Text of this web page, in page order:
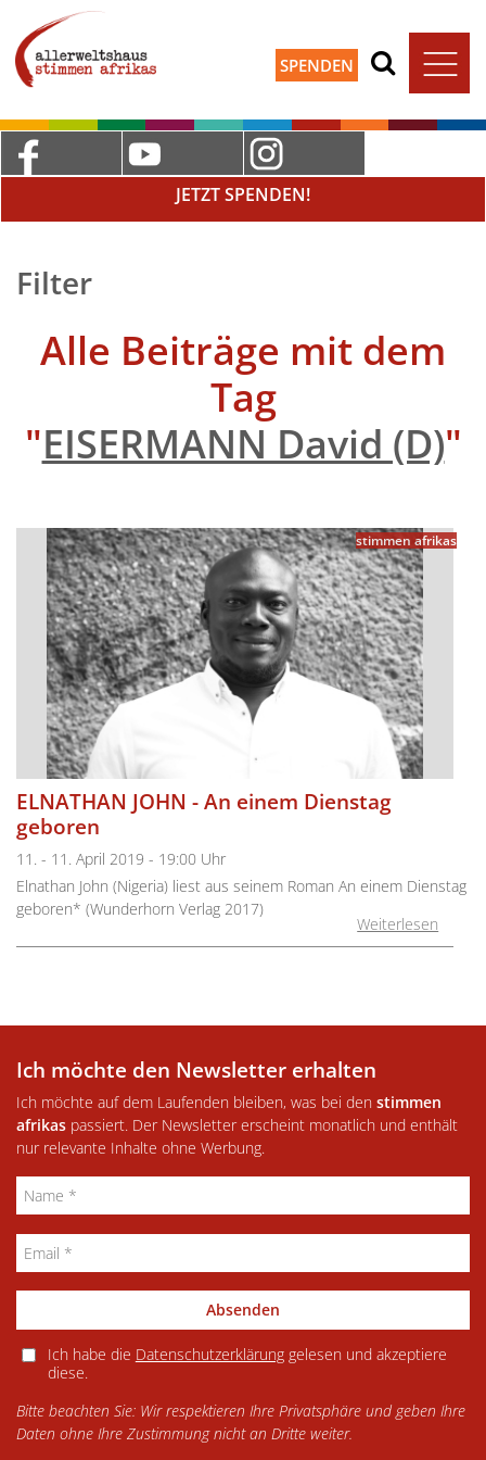
SPENDEN
JETZT SPENDEN!
Filter
Alle Beiträge mit dem
Tag
"EISERMANN David (D)"
stimmen afrikas
ELNATHAN JOHN - An einem Dienstag
geboren
11. - 11. April 2019 - 19:00 Uhr
Elnathan John (Nigeria) liest aus seinem Roman An einem Dienstag
geboren* (Wunderhorn Verlag 2017)
Weiterlesen
Ich möchte den Newsletter erhalten
Ich möchte auf dem Laufenden bleiben, was bei den stimmen
afrikas passiert. Der Newsletter erscheint monatlich und enthält
nur relevante Inhalte ohne Werbung.
Absenden
Ich habe die Datenschutzerklärunggelesen und akzeptiere
diese.
Bitte beachten Sie: Wir respektieren Ihre Privatsphäre und geben Ihre
Daten ohne Ihre Zustimmung nicht an Dritte weiter.